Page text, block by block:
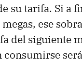
su tarifa. Si a
ese
del siguiente